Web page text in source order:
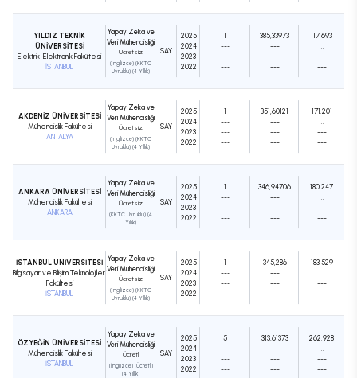
YILDIZ TEKNİK
ÜNİVERSİTESİ
Elektrik-Elektronik Fakültesi
İSTANBUL
Yapay Zeka ve
Veri Mühendisliği
Ücretsiz
(İngilizce) (KKTC
Uyruklu) (4 Yıllık)
SAY
2025
2024
2023
2022
1
---
---
---
385,33973
---
---
---
117.693
---
---
AKDENİZ ÜNİVERSİTESİ
Mühendislik Fakültesi
ANTALYA
Yapay Zeka ve
Veri Mühendisliği
Ücretsiz
(İngilizce) (KKTC
Uyruklu) (4 Yıllık)
SAY
2025
2024
2023
2022
1
---
---
---
351,60121
---
---
---
171.201
---
---
ANKARA ÜNİVERSİTESİ
Mühendislik Fakültesi
ANKARA
Yapay Zeka ve
Veri Mühendisliği
Ücretsiz
(KKTC Uyruklu) (4
Yıllık)
SAY
2025
2024
2023
2022
1
---
---
---
346,94706
---
---
---
180.247
---
---
İSTANBUL ÜNİVERSİTESİ
Bilgisayar ve Bilişim Teknolojileri
Fakültesi
İSTANBUL
Yapay Zeka ve
Veri Mühendisliği
Ücretsiz
(İngilizce) (KKTC
Uyruklu) (4 Yıllık)
SAY
2025
2024
2023
2022
1
---
---
---
345,286
---
---
---
183.529
---
---
ÖZYEĞİN ÜNİVERSİTESİ
Mühendislik Fakültesi
İSTANBUL
Yapay Zeka ve
Veri Mühendisliği
Ücretli
(İngilizce) (Ücretli)
(4 Yıllık)
SAY
2025
2024
2023
2022
5
---
---
---
313,61373
---
---
---
262.928
---
---